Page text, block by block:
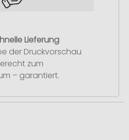
Lieferung
der Druckvorschau
zum
– garantiert.